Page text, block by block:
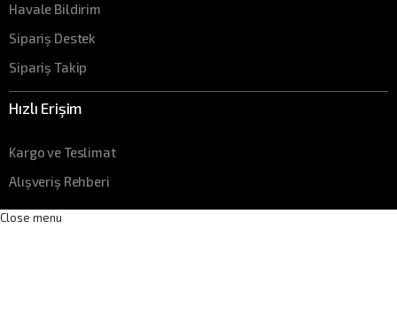
Havale Bildirim
Sipariş Destek
Sipariş Takip
Hızlı Erişim
Kargo ve Teslimat
Alışveriş Rehberi
Close menu